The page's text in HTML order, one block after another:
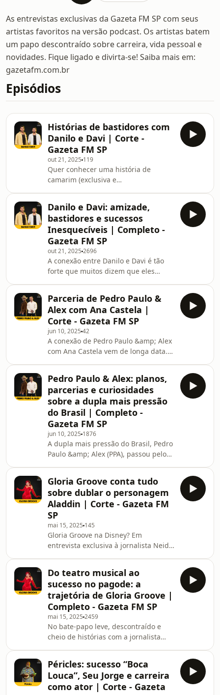
As entrevistas exclusivas da Gazeta FM SP com seus
artistas favoritos na versão podcast. Os artistas batem
um papo descontraído sobre carreira, vida pessoal e
novidades. Fique ligado e divirta-se! Saiba mais em:
gazetafm.com.br
Episódios
Histórias de bastidores com
Danilo e Davi | Corte -
Gazeta FM SP
out 21, 2025 119
Quer conhecer uma história de
camarim (exclusiva e
fãs de Danilo e Davi? Então ouça
agora esse trecho exclusivo da
entrevista da dupla com a locutora
Sandra Hossu!
Danilo e Davi: amizade,
bastidores e sucessos
Inesquecíveis | Completo -
Gazeta FM SP
out 21, 2025 2696
A conexão entre Danilo e Davi é tão
forte que muitos dizem que eles
Gazeta FM, a dupla falou sobre a
amizade e parceria que os une,
contou como tudo começou,
comentou a repercussão de “Apaga,
Apaga, Apaga” e ainda compartilhou
histórias dos bastidores dos shows e
momentos marcantes com os fãs.
Ouça a entrevista completa.
Parceria de Pedro Paulo &
Alex com Ana Castela |
Corte - Gazeta FM SP
jun 10, 2025 42
A conexão de Pedro Paulo &amp; Alex
com Ana Castela vem de longa data.
artistas falaram sobre a parceria na
música Ia Dar Bom e contaram como
eles conheceram a cantora.
Pedro Paulo & Alex: planos,
parcerias e curiosidades
sobre a dupla mais pressão
do Brasil | Completo -
Gazeta FM SP
jun 10, 2025 1876
A dupla mais pressão do Brasil, Pedro
Paulo &amp; Alex (PPA), passou pelos
jornalista Neide Oliveira!No episódio,
eles revelam como tudo começou, por
que a sigla "PPA" se tornou mais
popular do que o nome completo da
dupla, qual foi o grande divisor de
águas na carreira, falam sobre fama,
planos para o futuro, projetos
individuais e
Gloria Groove conta tudo
sobre dublar o personagem
Aladdin | Corte - Gazeta FM
SP
mai 15, 2025 145
Gloria Groove na Disney? Em
entrevista exclusiva à jornalista Neide
action e compartilha os bastidores
dessa experiência. Vem ouvir!
Do teatro musical ao
sucesso no pagode: a
trajetória de Gloria Groove |
Completo - Gazeta FM SP
mai 15, 2025 2459
No bate-papo leve, descontraído e
cheio de histórias com a jornalista
persona artística que conquistou o
Brasil. Ela fala sobre a influência do
teatro musical na sua formação,
Péricles: sucesso “Boca
Louca”, Seu Jorge e carreira
como ator | Corte - Gazeta